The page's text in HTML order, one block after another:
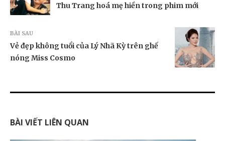
Thu Trang hoá mẹ hiền trong phim mới
BÀI SAU
Vẻ đẹp không tuổi của Lý Nhã Kỳ trên ghế
nóng Miss Cosmo
BÀI VIẾT LIÊN QUAN